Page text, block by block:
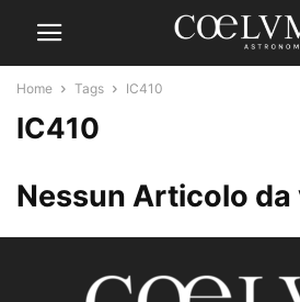
Home Tags IC410
IC410
Nessun Articolo